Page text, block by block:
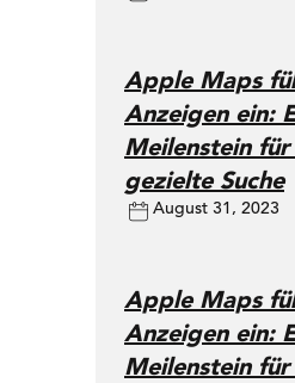
Apple Maps
Anzeigen ein:
Meilenstein
gezielte Suche
August 31, 2023
Apple Maps
Anzeigen ein:
Meilenstein